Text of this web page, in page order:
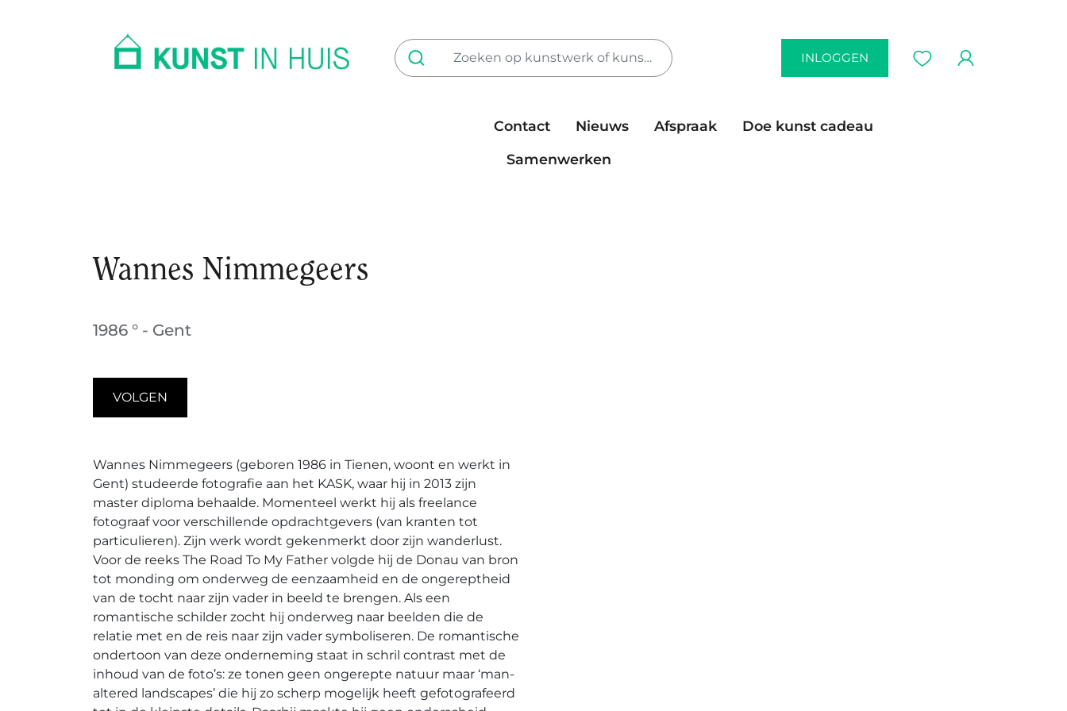
INLOGGEN
Contact Nieuws Afspraak
Doe kunst cadeau
Samenwerken
Wannes Nimmegeers
1986 ° - Gent
VOLGEN
Wannes Nimmegeers (geboren 1986 in Tienen, woont en werkt in
Gent) studeerde fotografie aan het KASK, waar hij in 2013 zijn
master diploma behaalde. Momenteel werkt hij als freelance
fotograaf voor verschillende opdrachtgevers (van kranten tot
particulieren). Zijn werk wordt gekenmerkt door zijn wanderlust.
Voor de reeks The Road To My Father volgde hij de Donau van bron
tot monding om onderweg de eenzaamheid en de ongereptheid
van de tocht naar zijn vader in beeld te brengen. Als een
romantische schilder zocht hij onderweg naar beelden die de
relatie met en de reis naar zijn vader symboliseren. De romantische
ondertoon van deze onderneming staat in schril contrast met de
inhoud van de foto’s: ze tonen geen ongerepte natuur maar ‘man-
altered landscapes’ die hij zo scherp mogelijk heeft gefotografeerd